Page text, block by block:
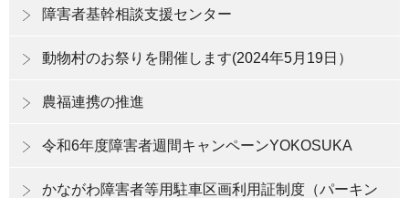
障害者基幹相談支援センター
動物村のお祭りを開催します(2024年5月19日）
農福連携の推進
令和6年度障害者週間キャンペーンYOKOSUKA
かながわ障害者等用駐車区画利用証制度（パーキン